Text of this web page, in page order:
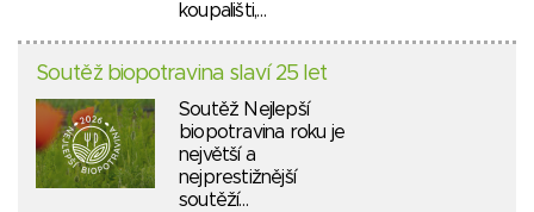
koupališti,…
Soutěž biopotravina slaví 25 let
Soutěž Nejlepší
biopotravina roku je
největší a
nejprestižnější
soutěží…